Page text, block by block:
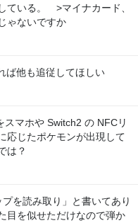
ている。 >マイナカード、
ゃないですか
ば他も追従してほしい
スマホや Switch2 の NFCリ
応じたポケモンが出現して
は？
を読み取り」と書いてあり
目を似せただけなので弾か